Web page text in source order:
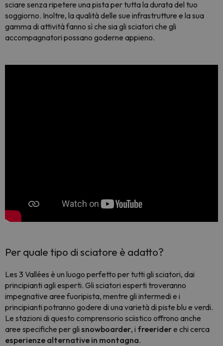
sciare senza ripetere una pista per tutta la durata del tuo
soggiorno. Inoltre, la qualità delle sue infrastrutture e la sua
gamma di attività fanno sì che sia gli sciatori che gli
accompagnatori possano goderne appieno.
Per quale tipo di sciatore è adatto?
Les 3 Vallées è un luogo perfetto per tutti gli sciatori, dai
principianti agli esperti. Gli sciatori esperti troveranno
impegnative aree fuoripista, mentre gli intermedi e i
principianti potranno godere di una varietà di piste blu e verdi.
Le stazioni di questo comprensorio sciistico offrono anche
aree specifiche per gli snowboarder, i freeridere chi cerca
esperienze alternative in montagna.